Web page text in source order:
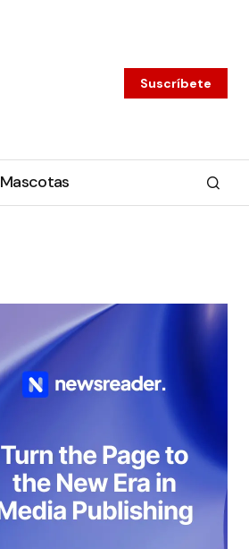
Suscríbete
Mascotas